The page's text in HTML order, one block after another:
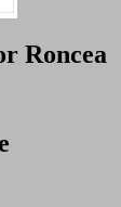
Roncea